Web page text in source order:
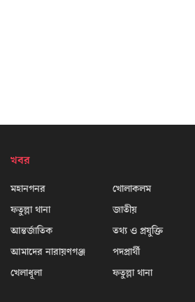
খবর
মহানগনর
ফতুল্লা থানা
আন্তর্জাতিক
আমাদের নারায়ণগঞ্জ
খেলাধূলা
খোলাকলম
জাতীয়
তথ্য ও প্রযুক্তি
পদপ্রার্থী
ফতুল্লা থানা